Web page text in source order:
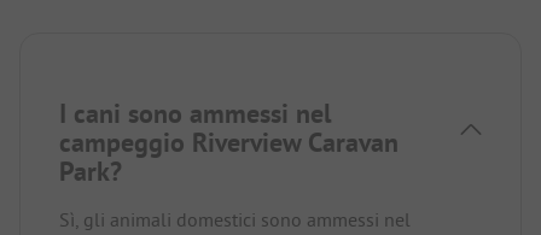
I cani sono ammessi nel
campeggio Riverview Caravan
Park?
Sì, gli animali domestici sono ammessi nel